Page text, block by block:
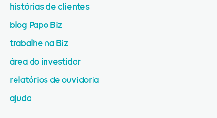
histórias de clientes
blog Papo Biz
trabalhe na Biz
área do investidor
relatórios de ouvidoria
ajuda